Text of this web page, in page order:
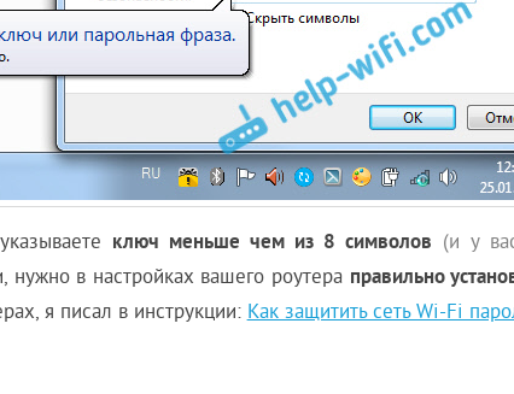
ключ меньше чем из 8 символов (и у
нужно в настройках вашего роутера правильно
я писал в инструкции:Как защитить сеть Wi-Fi